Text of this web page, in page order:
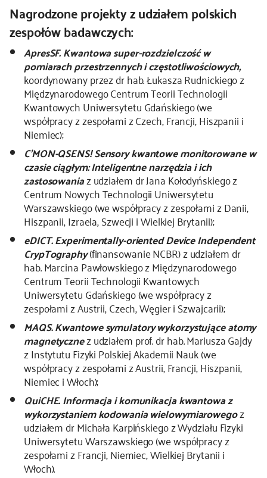
Nagrodzone projekty z udziałem polskich
zespołów badawczych:
ApresSF. Kwantowa super-rozdzielczość w
pomiarach przestrzennych i częstotliwościowych,
koordynowany przez dr hab. Łukasza Rudnickiego z
Międzynarodowego Centrum Teorii Technologii
Kwantowych Uniwersytetu Gdańskiego (we
współpracy z zespołami z Czech, Francji, Hiszpanii i
Niemiec);
C'MON-QSENS! Sensory kwantowe monitorowane w
czasie ciągłym: Inteligentne narzędzia i ich
zastosowaniaz udziałem dr Jana Kołodyńskiego z
Centrum Nowych Technologii Uniwersytetu
Warszawskiego (we współpracy z zespołami z Danii,
Hiszpanii, Izraela, Szwecji i Wielkiej Brytanii);
eDICT. Experimentally-oriented Device Independent
CrypTography(finansowanie NCBR) z udziałem dr
hab. Marcina Pawłowskiego z Międzynarodowego
Centrum Teorii Technologii Kwantowych
Uniwersytetu Gdańskiego (we współpracy z
zespołami z Austrii, Czech, Węgier i Szwajcarii);
MAQS. Kwantowe symulatory wykorzystujące atomy
magnetycznez udziałem prof. dr hab. Mariusza Gajdy
z Instytutu Fizyki Polskiej Akademii Nauk (we
współpracy z zespołami z Austrii, Francji, Hiszpanii,
Niemiec i Włoch);
QuiCHE. Informacja i komunikacja kwantowa z
wykorzystaniem kodowania wielowymiarowegoz
udziałem dr Michała Karpińskiego z Wydziału Fizyki
Uniwersytetu Warszawskiego (we współpracy z
zespołami z Francji, Niemiec, Wielkiej Brytanii i
Włoch).